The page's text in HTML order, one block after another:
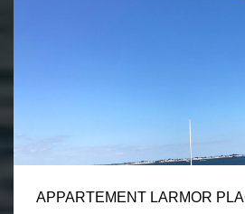
APPARTEMENT LARMOR